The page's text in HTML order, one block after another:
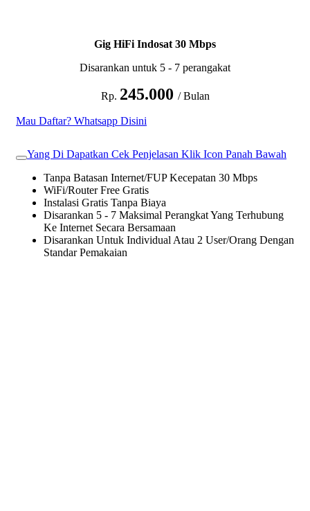
Gig HiFi Indosat 30 Mbps
Disarankan untuk 5 - 7 perangakat
Rp. 245.000 / Bulan
Mau Daftar? Whatsapp Disini
Yang Di Dapatkan Cek Penjelasan Klik Icon Panah Bawah
Tanpa Batasan Internet/FUP Kecepatan 30 Mbps
WiFi/Router Free Gratis
Instalasi Gratis Tanpa Biaya
Disarankan 5 - 7 Maksimal Perangkat Yang Terhubung
Ke Internet Secara Bersamaan
Disarankan Untuk Individual Atau 2 User/Orang Dengan
Standar Pemakaian